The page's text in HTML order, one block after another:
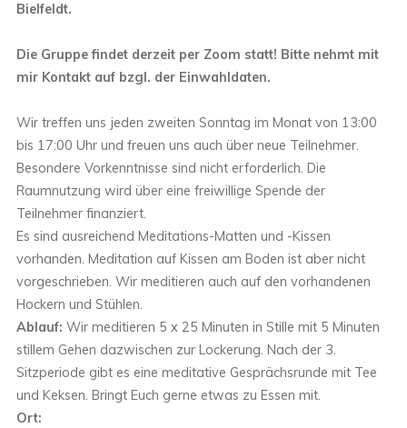
Bielfeldt.
Die Gruppe findet derzeit per Zoom statt! Bitte nehmt mit
mir Kontakt auf bzgl. der Einwahldaten.
Wir treffen uns jeden zweiten Sonntag im Monat von 13:00
bis 17:00 Uhr und freuen uns auch über neue Teilnehmer.
Besondere Vorkenntnisse sind nicht erforderlich. Die
Raumnutzung wird über eine freiwillige Spende der
Teilnehmer finanziert.
Es sind ausreichend Meditations-Matten und -Kissen
vorhanden. Meditation auf Kissen am Boden ist aber nicht
vorgeschrieben. Wir meditieren auch auf den vorhandenen
Hockern und Stühlen.
Ablauf: Wir meditieren 5 x 25 Minuten in Stille mit 5 Minuten
stillem Gehen dazwischen zur Lockerung. Nach der 3.
Sitzperiode gibt es eine meditative Gesprächsrunde mit Tee
und Keksen. Bringt Euch gerne etwas zu Essen mit.
Ort: